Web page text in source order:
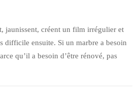
jaunissent, créent un film irrégulier et
difficile ensuite. Si un marbre a besoin
qu’il a besoin d’être rénové, pas